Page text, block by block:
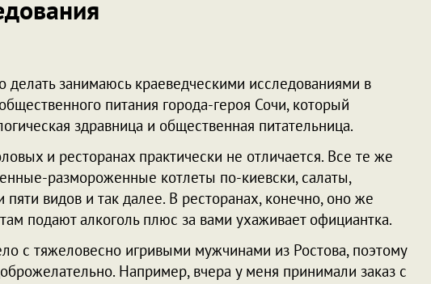
делать занимаюсь краеведческими исследованиями в
питания города-героя Сочи, который
здравница и общественная питательница.
и ресторанах практически не отличается. Все те же
размороженные котлеты по-киевски, салаты,
видов и так далее. В ресторанах, конечно, оно же
подают алкоголь плюс за вами ухаживает официантка.
с тяжеловесно игривыми мужчинами из Ростова, поэтому
Например, вчера у меня принимали заказ с